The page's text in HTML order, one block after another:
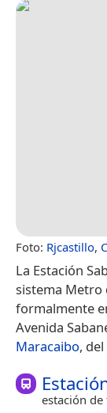
Foto: Rjcastillo,
La Estación
sistema Metro
formalmente
Avenida
Maracaibo, del
estación